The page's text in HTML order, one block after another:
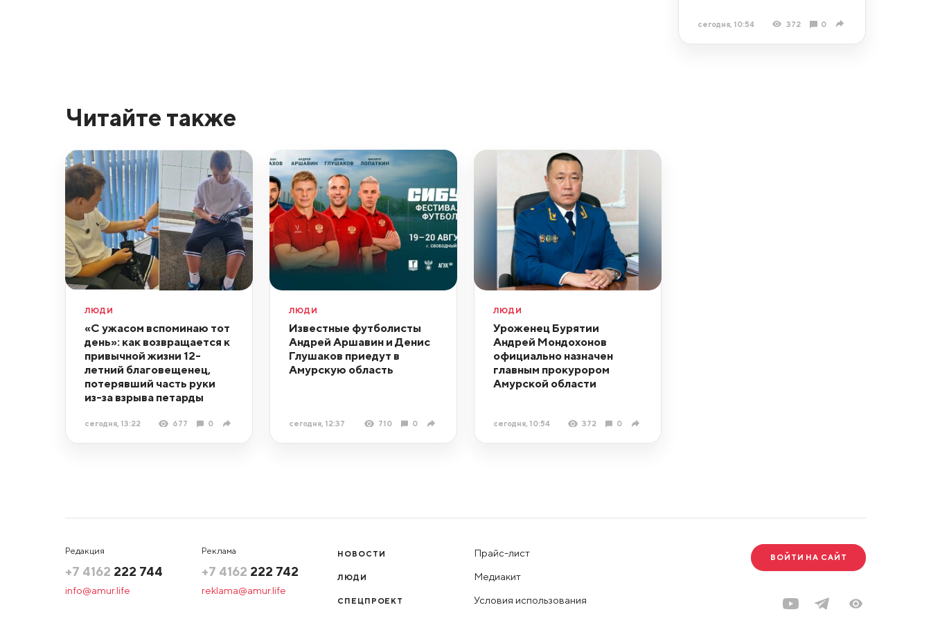
сегодня, 10:54 372 0
Читайте также
ЛЮДИ
«С ужасом вспоминаю тот
день»: как возвращается к
привычной жизни 12-
летний благовещенец,
потерявший часть руки
из-за взрыва петарды
сегодня, 13:22 677 0
ЛЮДИ
Известные футболисты
Андрей Аршавин и Денис
Глушаков приедут в
Амурскую область
сегодня, 12:37 710 0
ЛЮДИ
Уроженец Бурятии
Андрей Мондохонов
официально назначен
главным прокурором
Амурской области
сегодня, 10:54 372 0
Редакция
+7 4162 222 744
info@amur.life
Реклама
+7 4162 222 742
reklama@amur.life
НОВОСТИ
ЛЮДИ
СПЕЦПРОЕКТ
Прайс-лист
Медиакит
Условия использования
ВОЙТИ НА САЙТ